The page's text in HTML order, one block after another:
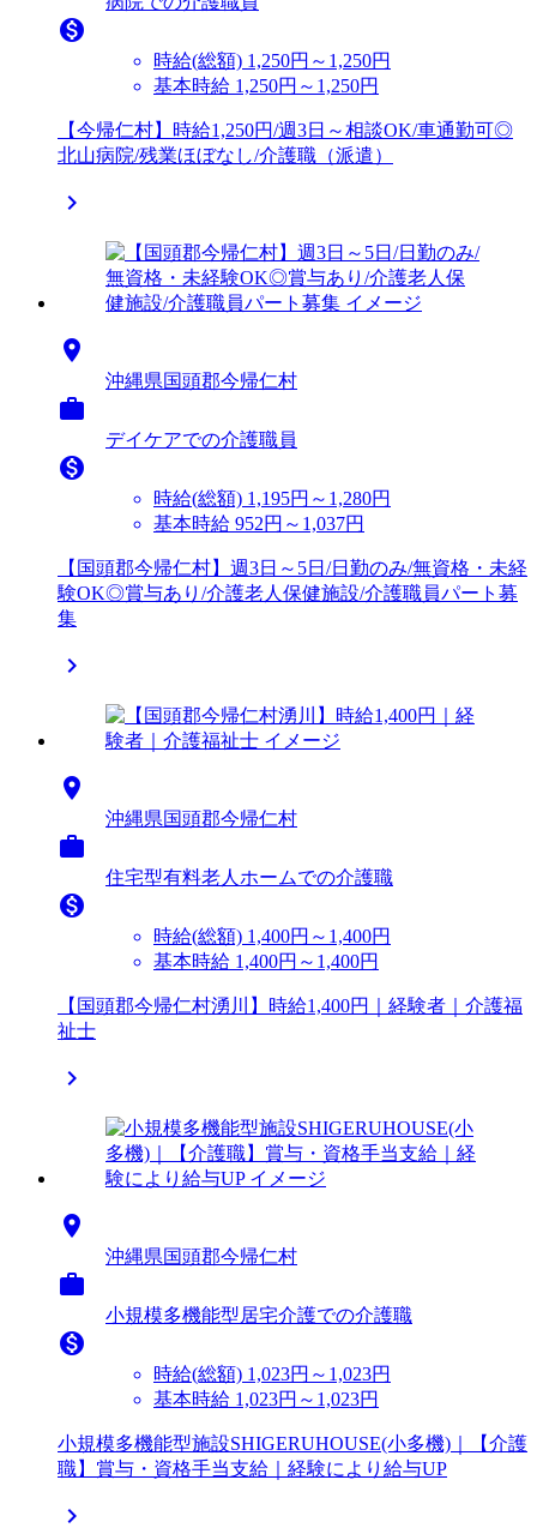

時給(総額) 1,250円～1,250円
基本時給 1,250円～1,250円
【今帰仁村】時給1,250円/週3日～相談OK/車通勤可◎
北山病院/残業ほぼなし/介護職（派遣）


沖縄県国頭郡今帰仁村

デイケアでの介護職員

時給(総額) 1,195円～1,280円
基本時給 952円～1,037円
【国頭郡今帰仁村】週3日～5日/日勤のみ/無資格・未経
験OK◎賞与あり/介護老人保健施設/介護職員パート募
集


沖縄県国頭郡今帰仁村

住宅型有料老人ホームでの介護職

時給(総額) 1,400円～1,400円
基本時給 1,400円～1,400円
【国頭郡今帰仁村湧川】時給1,400円｜経験者｜介護福
祉士


沖縄県国頭郡今帰仁村

小規模多機能型居宅介護での介護職

時給(総額) 1,023円～1,023円
基本時給 1,023円～1,023円
小規模多機能型施設SHIGERUHOUSE(小多機)｜【介護
職】賞与・資格手当支給｜経験により給与UP
